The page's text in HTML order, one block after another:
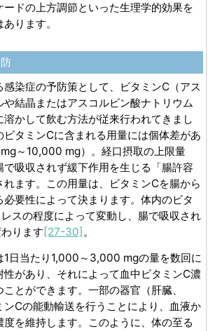
ドの上方調節といった生理学的効果を
ります。
染症の予防策として、ビタミンC（アス
や結晶またはアスコルビン酸ナトリウム
かして飲む方法が従来行われてきまし
タミンCに含まれる用量には個体差があ
～10,000 mg）。経口摂取の上限量
吸収されず緩下作用を生じる「腸許容
ます。この用量は、ビタミンCを腸から
要性によって決まります。体内のビタ
スの程度によって変動し、腸で吸収され
ります [27-30] 。
1日当たり1,000～3,000 mgの量を数回に
があり、それによって血中ビタミンC濃
とができます。一部の器官（肝臓、
ンCの能動輸送を行うことにより、血液か
度を維持します。このように、体の至る